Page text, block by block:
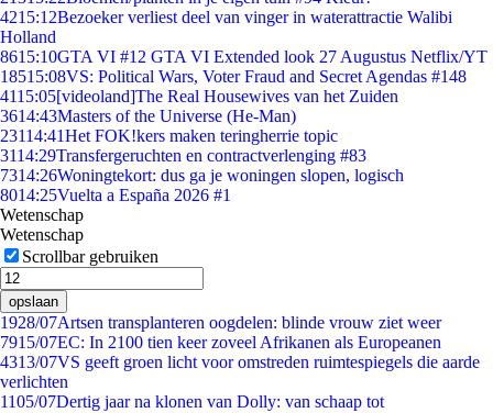
4215:12Bezoeker verliest deel van vinger in waterattractie Walibi
Holland
8615:10GTA VI #12 GTA VI Extended look 27 Augustus Netflix/YT
18515:08VS: Political Wars, Voter Fraud and Secret Agendas #148
4115:05[videoland]The Real Housewives van het Zuiden
3614:43Masters of the Universe (He-Man)
23114:41Het FOK!kers maken teringherrie topic
3114:29Transfergeruchten en contractverlenging #83
7314:26Woningtekort: dus ga je woningen slopen, logisch
8014:25Vuelta a España 2026 #1
Wetenschap
Wetenschap
Scrollbar gebruiken
opslaan
1928/07Artsen transplanteren oogdelen: blinde vrouw ziet weer
7915/07EC: In 2100 tien keer zoveel Afrikanen als Europeanen
4313/07VS geeft groen licht voor omstreden ruimtespiegels die aarde
verlichten
1105/07Dertig jaar na klonen van Dolly: van schaap tot